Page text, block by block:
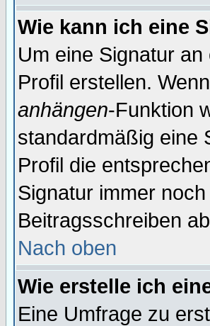
Wie kann ich eine
Um eine Signatur
Profil erstellen.
anhängen-Funktion
standardmäßig eine
Profil die
Signatur immer
Beitragsschreiben
Nach oben
Wie erstelle ich
Eine Umfrage zu